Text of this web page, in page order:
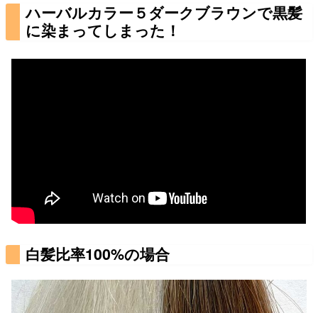
ハーバルカラー５ダークブラウンで黒髪
に染まってしまった！
白髪比率100%の場合